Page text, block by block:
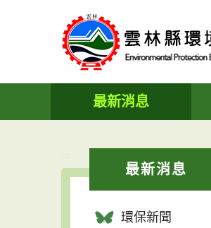
容
最新消息
:::
最新消息
環保新聞